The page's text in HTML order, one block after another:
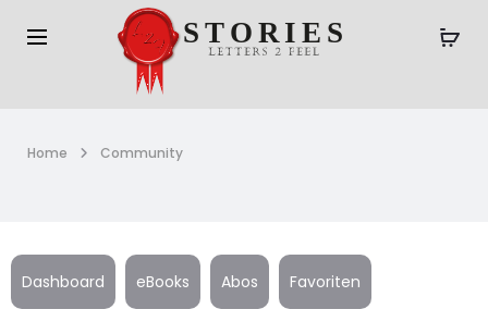
Home Community
Dashboard eBooks Abos Favoriten